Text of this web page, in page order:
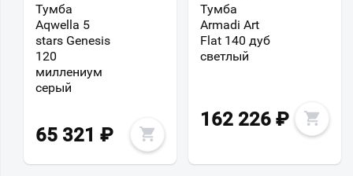
Тумба
Aqwella 5
stars Genesis
120
миллениум
серый
65 321 ₽
Тумба
Armadi Art
Flat 140 дуб
светлый
162 226 ₽